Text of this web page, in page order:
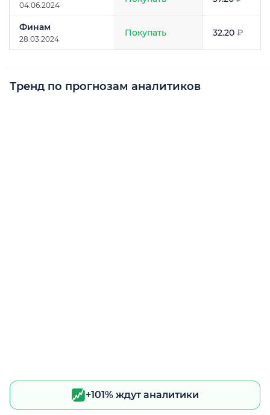
04.06.2024
Финам
28.03.2024
Покупать 32.20 ₽
Тренд по прогнозам аналитиков
+101% ждут аналитики